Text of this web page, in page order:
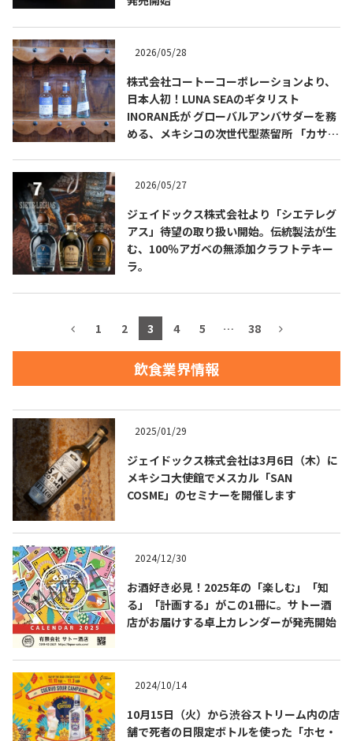
お問合せ
COPYRIGHT © JUAST All rights reserved.
2026/05/28
株式会社コートーコーポレーションより、
日本人初！LUNA SEAのギタリスト
INORAN氏が グローバルアンバサダーを務
める、メキシコの次世代型蒸留所 「カサ・
2026/05/27
ジェイドックス株式会社より「シエテレグ
アス」待望の取り扱い開始。伝統製法が生
む、100％アガベの無添加クラフトテキー
ラ。
1 2 3 4 5 … 38
飲食業界情報
2025/01/29
ジェイドックス株式会社は3月6日（木）に
メキシコ大使館でメスカル「SAN
COSME」のセミナーを開催します
2024/12/30
お酒好き必見！2025年の「楽しむ」「知
る」「計画する」がこの1冊に。サトー酒
店がお届けする卓上カレンダーが発売開始
2024/10/14
10月15日（火）から渋谷ストリーム内の店
舗で死者の日限定ボトルを使った「ホセ・